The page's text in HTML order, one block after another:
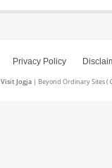
Privacy Policy
Visit Jogja | Beyond Ordinary Sites (